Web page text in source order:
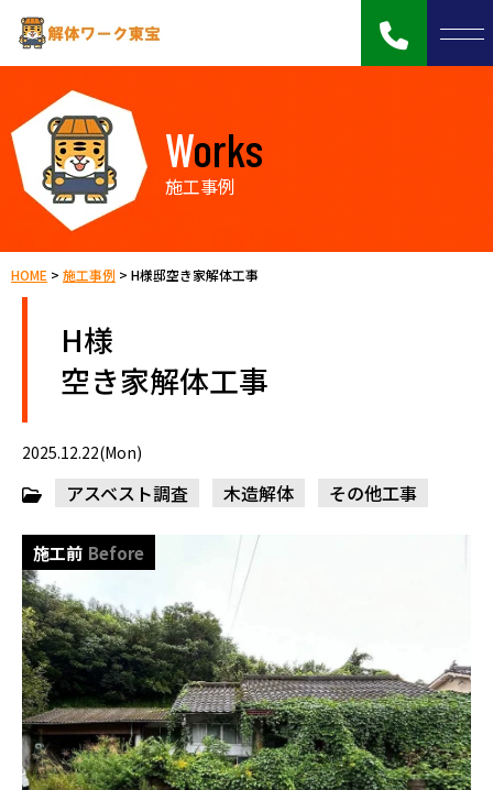
Works
施工事例
HOME > 施工事例 > H様邸空き家解体工事
H様
空き家解体工事
2025.12.22(Mon)
アスベスト調査 木造解体 その他工事
施工前 Before